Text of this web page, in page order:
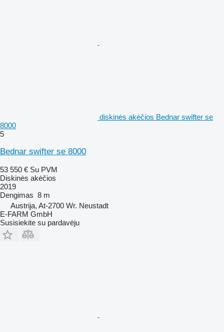
diskinės akėčios Bednar swifter se
8000
5
Bednar swifter se 8000
53 550 € Su PVM
Diskinės akėčios
2019
Dengimas 8 m
Austrija, At-2700 Wr. Neustadt
E-FARM GmbH
Susisiekite su pardavėju